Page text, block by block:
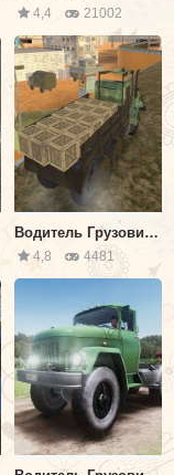
4,4 21002
Водитель Грузовика в Армии 2
4,8 4481